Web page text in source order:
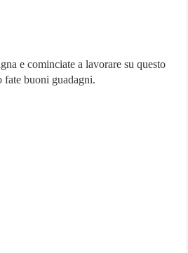
e cominciate a lavorare su questo
fate buoni guadagni.